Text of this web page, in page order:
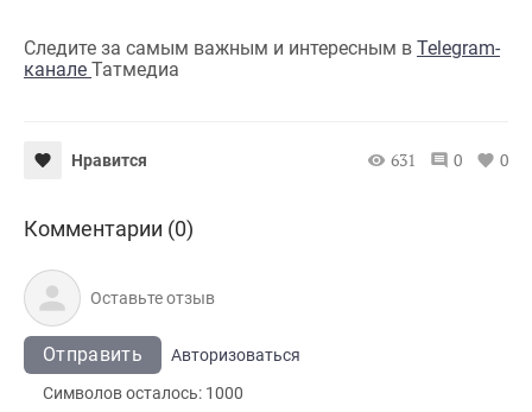
Следите за самым важным и интересным в Telegram-
канале Татмедиа
Нравится 631 0 0
Комментарии (0)
Отправить
Авторизоваться
Символов осталось: 1000